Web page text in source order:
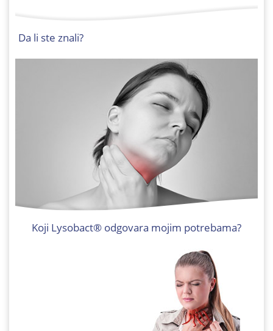
Da li ste znali?
Koji Lysobact® odgovara mojim potrebama?